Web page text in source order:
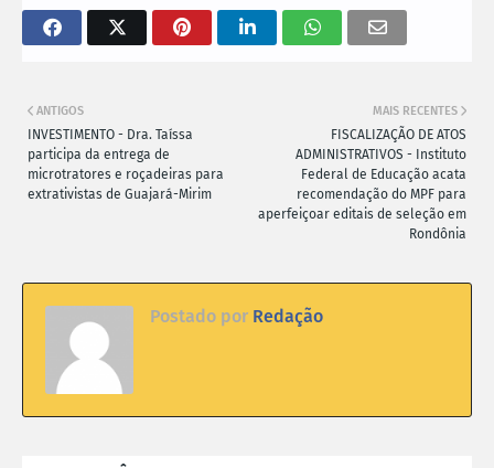
MAIS RECENTES
FISCALIZAÇÃO DE ATOS
ADMINISTRATIVOS - Instituto
Federal de Educação acata
recomendação do MPF para
aperfeiçoar editais de seleção em
Rondônia
ANTIGOS
INVESTIMENTO - Dra. Taíssa
participa da entrega de
microtratores e roçadeiras para
extrativistas de Guajará-Mirim
Postado por Redação